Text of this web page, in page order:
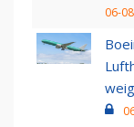
06-